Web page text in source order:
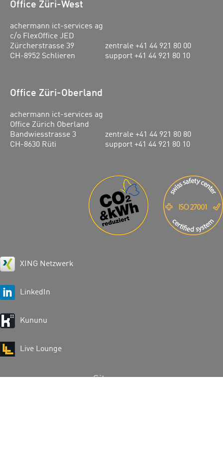
Office Züri-West
achermann ict-services ag
c/o FlexOffice JED
Zürcherstrasse 39
CH-8952 Schlieren
zentrale +41 44 921 80 00
support +41 44 921 80 10
Office Züri-Oberland
achermann ict-services ag
Office Zürich Oberland
Bandwiesstrasse 3
CH-8630 Rüti
zentrale +41 44 921 80 80
support +41 44 921 80 10
XING Netzwerk
LinkedIn
Kununu
Live Lounge
Sitemap